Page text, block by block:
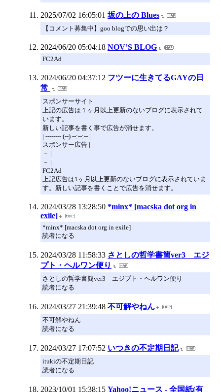
2025/07/02 16:05:01 坂の上の Blues
【コメント募集中】goo blogでの思い出は？
2024/06/20 05:04:18 NOV’S BLOG
FC2Ad
2024/06/20 04:37:12 フツーに生きてるGAYの日
常
スポンサーサイト
上記の広告は１ヶ月以上更新のないブログに表示されて
います。
新しい記事を書く事で広告が消せます。
| -------- (--) --:--:-- |
スポンサー広告 |
－ |
－ |
FC2Ad
上記広告は1ヶ月以上更新のないブログに表示されていま
す。新しい記事を書くことで広告を消せます。
2024/03/28 13:28:50 *minx* [macska dot org in
exile]
*minx* [macska dot org in exile]
読者になる
2024/03/28 11:58:33 さとしの哲学書簡ver3 エジ
プト・ヘルワン便り
さとしの哲学書簡ver3 エジプト・ヘルワン便り
読者になる
2024/03/27 21:39:48 不可解やねん
不可解やねん
読者になる
2024/03/27 17:07:52 いつきの不定期日記
itukiの不定期日記
読者になる
2023/10/01 15:38:15 Yahoo!ニュース - 全国紙(有